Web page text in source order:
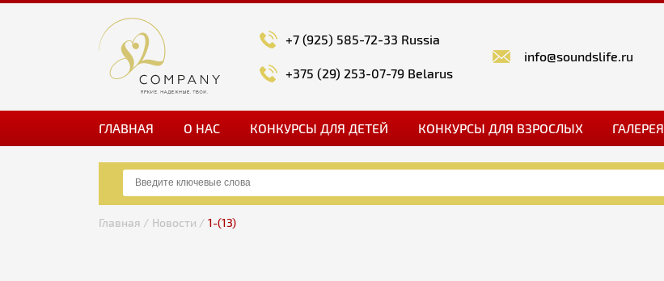
+7 (925) 585-72-33 Russia
+375 (29) 253-07-79 Belarus
info@soundslife.ru
ГЛАВНАЯ О НАС КОНКУРСЫ ДЛЯ ДЕТЕЙ КОНКУРСЫ ДЛЯ ВЗРОСЛЫХ ГАЛЕРЕЯ
Главная / Новости / 1-(13)